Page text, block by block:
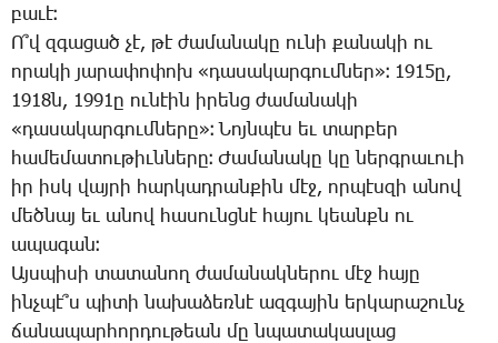
բա­ւէ։
Ո՞վ զգա­ցած չէ, թէ ժա­մա­նա­կը ու­նի քա­նա­կի ու
ո­րա­կի յա­րա­փո­փոխ «դա­սա­կար­գում­ներ»։ 1915ը,
1918ն, 1991ը ու­նէին ի­րենց ժա­մա­նա­կի
«դա­սա­կար­գում­նե­րը»։ ­Նոյն­պէս եւ տար­բեր
հա­մե­մա­տու­թիւն­նե­րը։ ­Ժա­մա­նա­կը կը ներգ­րա­ւո­ւի
իր իսկ վայ­րի հար­կադ­րան­քին մէջ, որ­պէս­զի ա­նով
մեծ­նայ եւ ա­նով հա­սունց­նէ հա­յու կեանքն ու
ա­պա­գան։
Այս­պի­սի տա­տա­նող ժա­մա­նակ­նե­րու մէջ հա­յը
ինչ­պէ՞ս պի­տի նա­խա­ձեռ­նէ ազ­գա­յին եր­կա­րա­շունչ
ճա­նա­պար­հոր­դու­թեան մը նպա­տա­կաս­լաց